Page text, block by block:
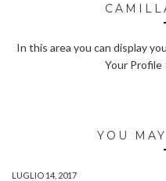
In this area you can display
Your Profile
YOU
LUGLIO 14, 2017